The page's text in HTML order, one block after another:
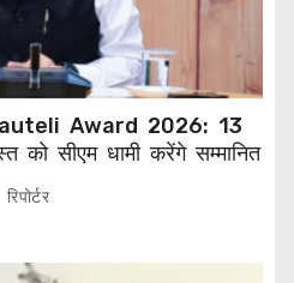
Award 2026: 13
सीएम धामी करेंगे सम्मानित
रिपोर्टर